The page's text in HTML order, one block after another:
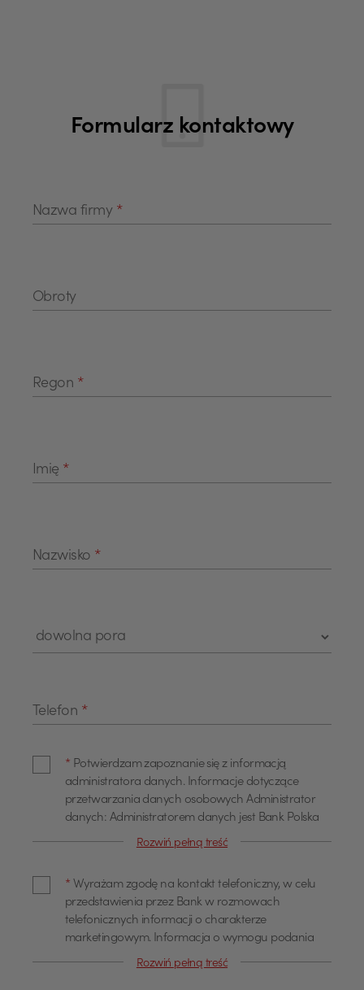
Formularz kontaktowy
Nazwa firmy *
Obroty
Regon *
Imię *
Nazwisko *
Telefon *
* Potwierdzam zapoznanie się z informacją
administratora danych. Informacje dotyczące
przetwarzania danych osobowych Administrator
danych: Administratorem danych jest Bank Polska
Kasa Opieki Spółka Akcyjna z siedzibą w Warszawie,
skontaktować poprzez adres email
info@pekao.com.pl, telefonicznie pod numerem 519
222 222 lub pisemnie: Bank Pekao SA - Centrala, ul.
Żubra 1, 01-066 Warszawa. U administratora
danych osobowych wyznaczony jest Inspektor
Rozwiń pełną treść
* Wyrażam zgodę na kontakt telefoniczny, w celu
przedstawienia przez Bank w rozmowach
telefonicznych informacji o charakterze
marketingowym. Informacja o wymogu podania
danych Podanie danych osobowych dla celów
Rozwiń pełną treść